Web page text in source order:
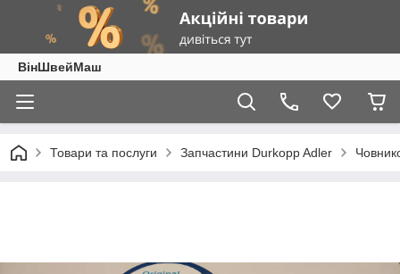
ВінШвейМаш
Товари та послуги Запчастини Durkopp Adler